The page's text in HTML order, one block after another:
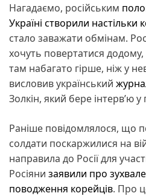
Нагадаємо, російським
Україні створили
стало заважати обмінам.
хочуть повертатися додому,
там набагато гірше, ніж у
висловив український
Золкін, який бере інтерв’ю
Раніше повідомлялося, що
солдати поскаржилися на
направила до Росії для
Росіяни заявили про
поводження корейців. Про